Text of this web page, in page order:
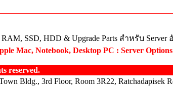
SSD, HDD & Upgrade Parts สำหรับ
Mac, Notebook, Desktop PC : Server
reserved.
Bldg., 3rd Floor, Room 3R22, Ratchadapisek